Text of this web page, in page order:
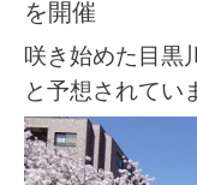
を開催
咲き始めた目黒
と予想されてい